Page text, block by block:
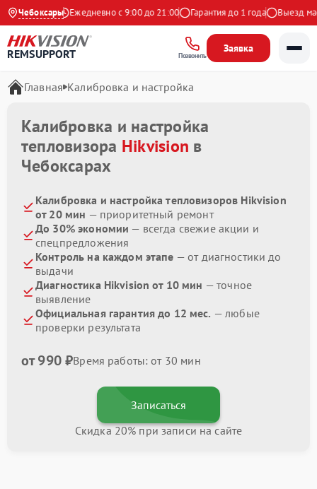
Чебоксары
на Яндекс Ежедневно с 9:00 до 21:00 Гарантия до 1 года Выезд
REMSUPPORT Позвонить
Заявка
Главная Калибровка и настройка
Калибровка и настройка
тепловизора Hikvision в
Чебоксарах
Калибровка и настройка тепловизоров Hikvision
от 20 мин — приоритетный ремонт
До 30% экономии — всегда свежие акции и
спецпредложения
Контроль на каждом этапе — от диагностики до
выдачи
Диагностика Hikvision от 10 мин — точное
выявление
Официальная гарантия до 12 мес. — любые
проверки результата
от 990 ₽Время работы: от 30 мин
Записаться
Скидка 20% при записи на сайте